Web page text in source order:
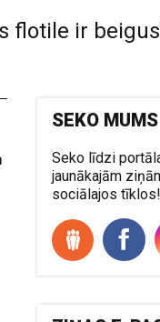
flotile ir
SEKO MUMS
Seko līdzi
jaunākajām
sociālajos tīklos!